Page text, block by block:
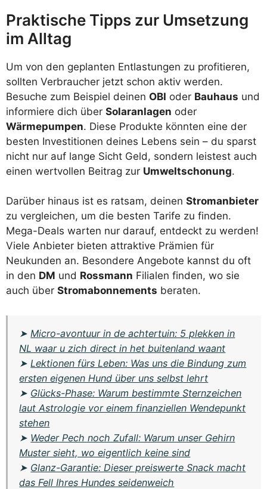
Praktische Tipps zur Umsetzung
im Alltag
Um von den geplanten Entlastungen zu profitieren,
sollten Verbraucher jetzt schon aktiv werden.
Besuche zum Beispiel deinen OBI oder Bauhaus und
informiere dich über Solaranlagen oder
Wärmepumpen. Diese Produkte könnten eine der
besten Investitionen deines Lebens sein – du sparst
nicht nur auf lange Sicht Geld, sondern leistest auch
einen wertvollen Beitrag zur Umweltschonung.
Darüber hinaus ist es ratsam, deinen Stromanbieter
zu vergleichen, um die besten Tarife zu finden.
Mega-Deals warten nur darauf, entdeckt zu werden!
Viele Anbieter bieten attraktive Prämien für
Neukunden an. Besondere Angebote kannst du oft
in den DM und Rossmann Filialen finden, wo sie
auch über Stromabonnements beraten.
➤ Micro-avontuur in de achtertuin: 5 plekken in
NL waar u zich direct in het buitenland waant
➤ Lektionen fürs Leben: Was uns die Bindung zum
ersten eigenen Hund über uns selbst lehrt
➤ Glücks-Phase: Warum bestimmte Sternzeichen
laut Astrologie vor einem finanziellen Wendepunkt
stehen
➤ Weder Pech noch Zufall: Warum unser Gehirn
Muster sieht, wo eigentlich keine sind
➤ Glanz-Garantie: Dieser preiswerte Snack macht
das Fell Ihres Hundes seidenweich